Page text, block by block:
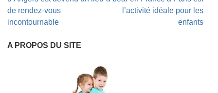
l’article
de rendez-vous
incontournable
l’activité idéale pour les
enfants
A PROPOS DU SITE